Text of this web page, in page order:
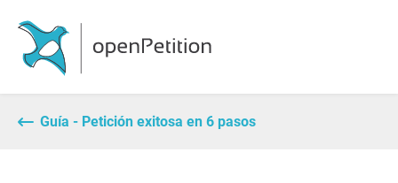
Guía - Petición exitosa en 6 pasos